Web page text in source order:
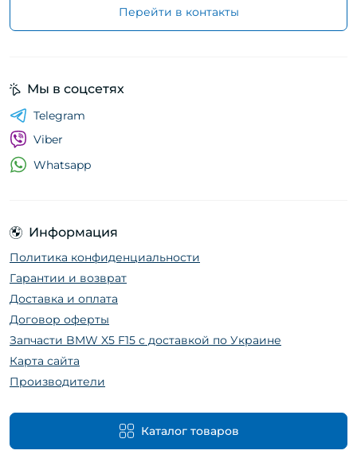
Перейти в контакты
Информация
Политика конфиденциальности
Гарантии и возврат
Доставка и оплата
Договор оферты
Запчасти BMW X5 F15 с доставкой по Украине
Карта сайта
Производители
Каталог товаров
Мы в соцсетях
Telegram
Viber
Whatsapp